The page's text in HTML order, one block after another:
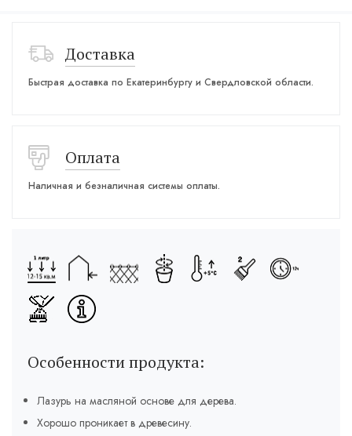
Доставка
Быстрая доставка по Екатеринбургу и Свердловской области.
Оплата
Наличная и безналичная системы оплаты.
Особенности продукта:
Лазурь на масляной основе для дерева.
Хорошо проникает в древесину.